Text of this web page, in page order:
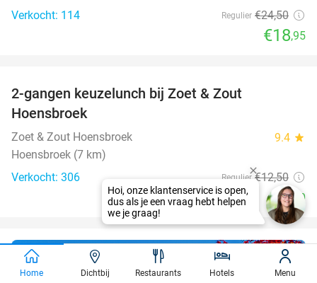
Verkocht: 114
Regulier €24,50
€18,95
2-gangen keuzelunch bij Zoet & Zout
Hoensbroek
Zoet & Zout Hoensbroek 9.4 star
Hoensbroek (7 km)
Verkocht: 306
Regulier €12,50
€6,50
Waar gaat jouw
Home Dichtbij Restaurants Hotels Menu
Hoi, onze klantenservice is open,
dus als je een vraag hebt helpen
we je graag!